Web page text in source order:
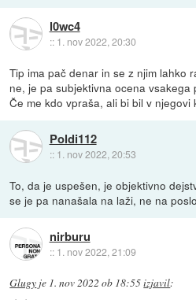
l0wc4
:: 1. nov 2022, 20:30
Tip ima pač denar in se z njim lahko
ne, je pa subjektivna ocena vsakega
Če me kdo vpraša, ali bi bil v
Poldi112
:: 1. nov 2022, 20:53
To, da je uspešen, je objektivno
se je pa nanašala na laži, ne na
nirburu
:: 1. nov 2022, 21:09
Glugy je 1. nov 2022 ob 18:55izjavil: